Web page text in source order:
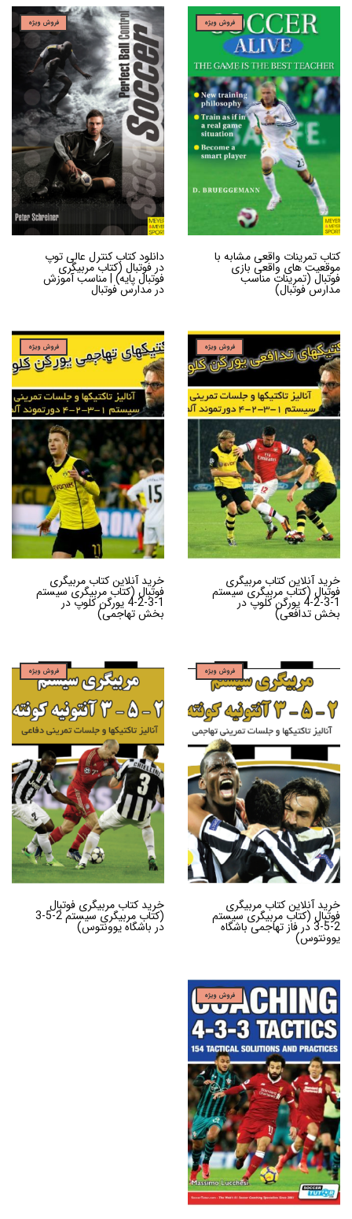
فروش ویژه
کتاب تمرینات واقعی مشابه با
موقعیت های واقعی بازی
فوتبال (تمرینات مناسب
مدارس فوتبال)
فروش ویژه
دانلود کتاب کنترل عالی توپ
در فوتبال (کتاب مربیگری
فوتبال پایه) | مناسب آموزش
در مدارس فوتبال
فروش ویژه
خرید آنلاین کتاب مربیگری
فوتبال (کتاب مربیگری سیستم
1-3-2-4 یورگن کلوپ در
بخش تدافعی)
فروش ویژه
خرید آنلاین کتاب مربیگری
فوتبال (کتاب مربیگری سیستم
1-3-2-4 یورگن کلوپ در
بخش تهاجمی)
فروش ویژه
خرید آنلاین کتاب مربیگری
فوتبال (کتاب مربیگری سیستم
2-5-3 در فاز تهاجمی باشگاه
یوونتوس)
فروش ویژه
خرید کتاب مربیگری فوتبال
(کتاب مربیگری سیستم 2-5-3
در باشگاه یوونتوس)
فروش ویژه